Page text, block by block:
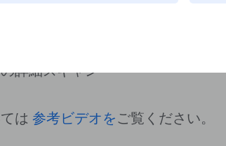
詳細スキャン
は 参考ビデオをご覧ください。